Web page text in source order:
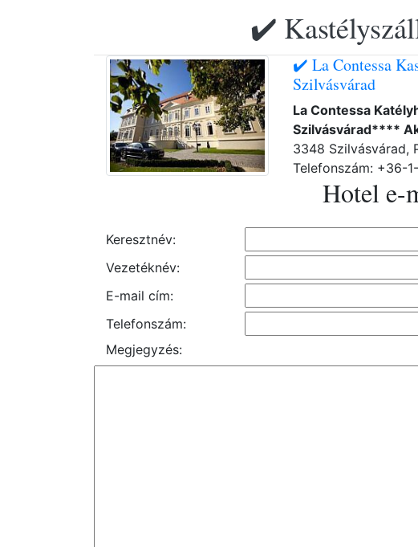
✔️
✔️ La Contessa
Szilvásvárad
La Contessa
Szilvásvárad****
3348 Szilvásvárad,
Telefonszám: +36-
Hotel e-
Keresztnév:
Vezetéknév:
E-mail cím:
Telefonszám:
Megjegyzés: